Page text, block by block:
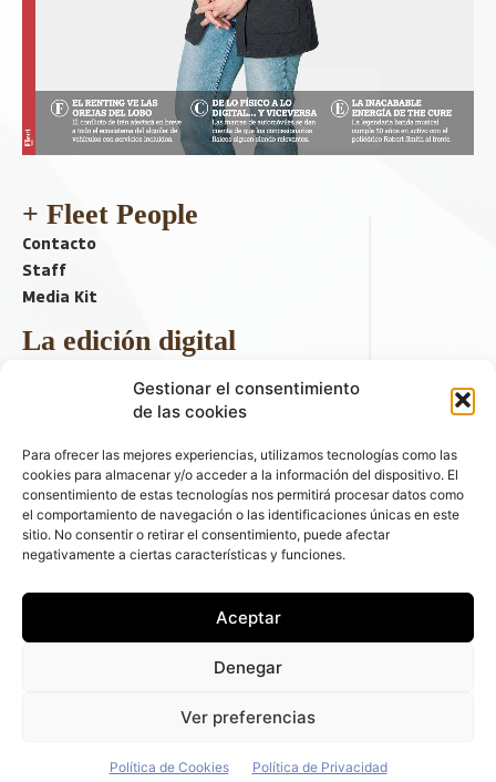
Gestionar el consentimiento
de las cookies
Para ofrecer las mejores experiencias, utilizamos tecnologías como las
cookies para almacenar y/o acceder a la información del dispositivo. El
consentimiento de estas tecnologías nos permitirá procesar datos como
el comportamiento de navegación o las identificaciones únicas en este
sitio. No consentir o retirar el consentimiento, puede afectar
negativamente a ciertas características y funciones.
Aceptar
Denegar
Ver preferencias
Política de Cookies Política de Privacidad
+ Fleet People
Contacto
Staff
Media Kit
La edición digital
Descargar último ejemplar
ir a hemeroteca
+ Contenido en redes sociales
automóviles - C/ Fernández de la Hoz 70, 1ºB - 28003 - Madrid
fleetpeople@fleetpeople.es